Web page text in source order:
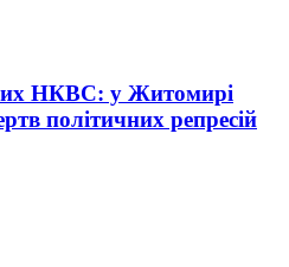
НКВС: у Житомирі
політичних репресій